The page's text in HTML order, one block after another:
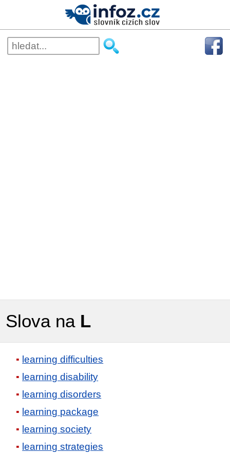
Slova na L
learning difficulties
learning disability
learning disorders
learning package
learning society
learning strategies